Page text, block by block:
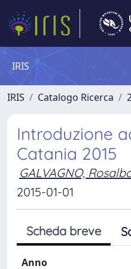
IRIS
IRIS Catalogo Ricerca
Introduzione
Catania 2015
GALVAGNO,
2015-01-01
Scheda breve
Anno